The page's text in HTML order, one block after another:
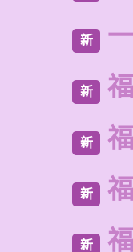
新
新
新
新
新